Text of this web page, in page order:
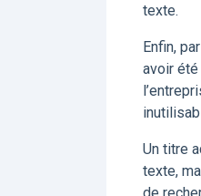
texte.
Enfin,
avoir été
Un titre
texte,